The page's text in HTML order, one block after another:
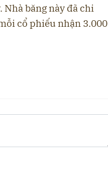
Nhà băng này đã chi
cổ phiếu nhận 3.000